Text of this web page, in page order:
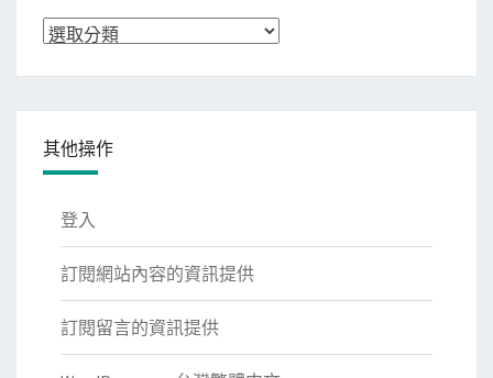
分
其他操作
登入
訂閱網站內容的資訊提供
訂閱留言的資訊提供